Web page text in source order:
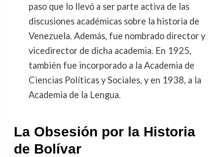
paso que lo llevó a ser parte activa de las
discusiones académicas sobre la historia de
Venezuela. Además, fue nombrado director y
vicedirector de dicha academia. En 1925,
también fue incorporado a la Academia de
Ciencias Políticas y Sociales, y en 1938, a la
Academia de la Lengua.
La Obsesión por la Historia
de Bolívar